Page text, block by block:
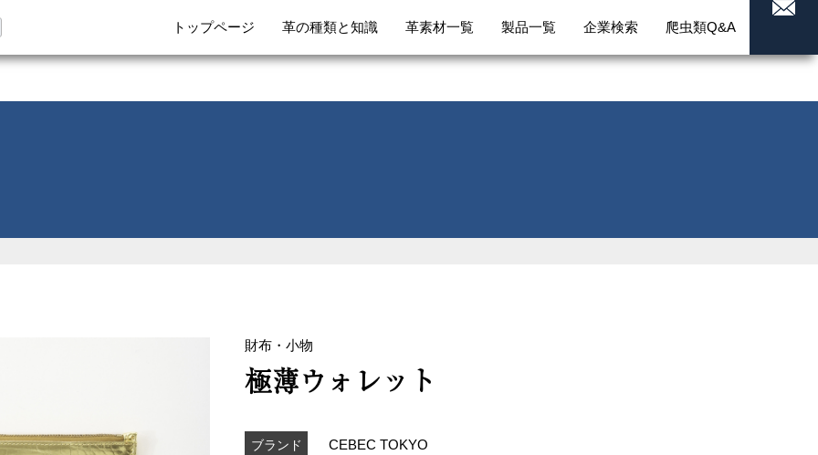
爬虫類Q&A
企業検索
製品一覧
革素材一覧
革の種類と知識
トップページ
財布・小物
極薄ウォレット
ブランド CEBEC TOKYO